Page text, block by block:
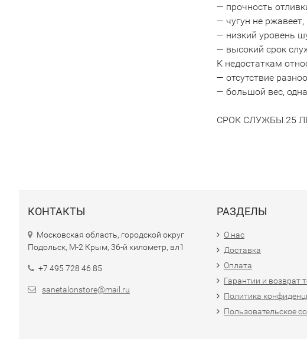
— прочность
— чугун не
— низкий уровень
— высокий срок
К недостаткам
— отсутствие
— большой вес,
СРОК СЛУЖБЫ 25
КОНТАКТЫ
Московская область, городской округ
Подольск, М-2 Крым, 36-й километр, вл1
+7 495 728 46 85
sanetalonstore@mail.ru
РАЗДЕЛЫ
О нас
Доставка
Оплата
Гарантии и возврат
Политика
Пользовательское